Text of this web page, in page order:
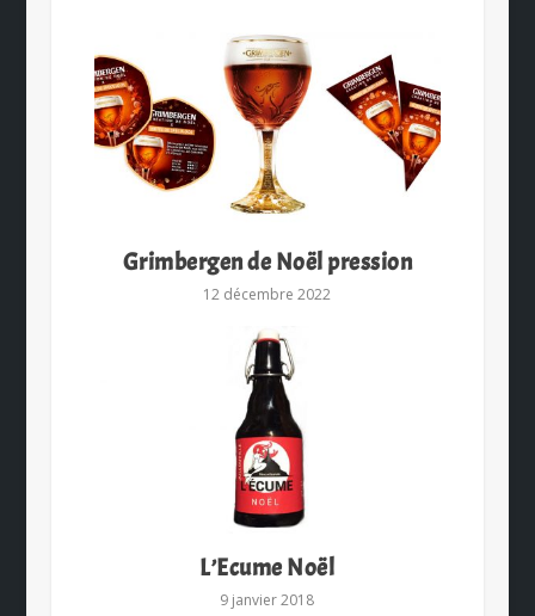
Grimbergen de Noël pression
12 décembre 2022
L’Ecume Noël
9 janvier 2018